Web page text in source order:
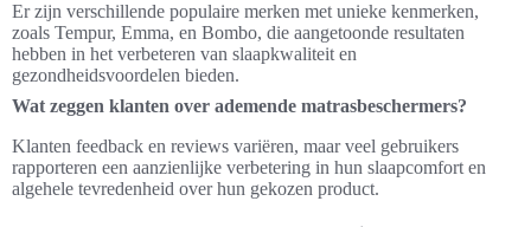
Er zijn verschillende populaire merken met unieke kenmerken,
zoals Tempur, Emma, en Bombo, die aangetoonde resultaten
hebben in het verbeteren van slaapkwaliteit en
gezondheidsvoordelen bieden.
Wat zeggen klanten over ademende matrasbeschermers?
Klanten feedback en reviews variëren, maar veel gebruikers
rapporteren een aanzienlijke verbetering in hun slaapcomfort en
algehele tevredenheid over hun gekozen product.